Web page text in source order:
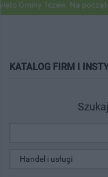
Gminy Tczew. Na początek
KATALOG FIRM I